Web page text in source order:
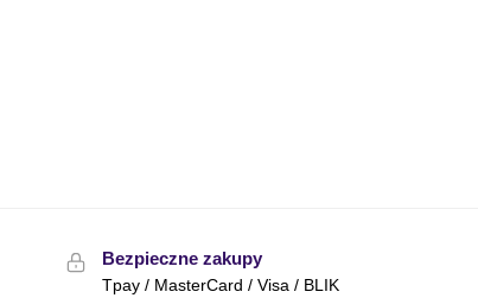
Bezpieczne zakupy
Tpay / MasterCard / Visa / BLIK